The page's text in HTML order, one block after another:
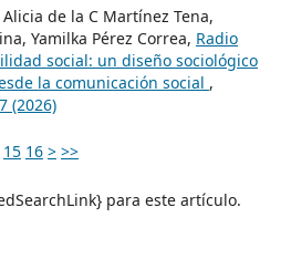
de la C Martínez Tena,
Yamilka Pérez Correa, Radio
social: un diseño sociológico
la comunicación social ,
(2026)
15 16 > >>
para este artículo.